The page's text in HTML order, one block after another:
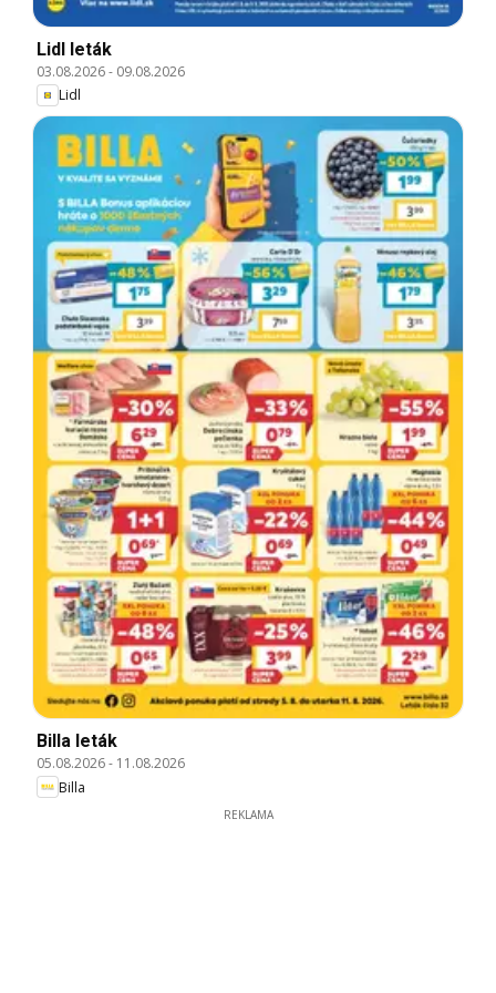
Lidl leták
03.08.2026- 09.08.2026
Lidl
Billa leták
05.08.2026- 11.08.2026
Billa
REKLAMA